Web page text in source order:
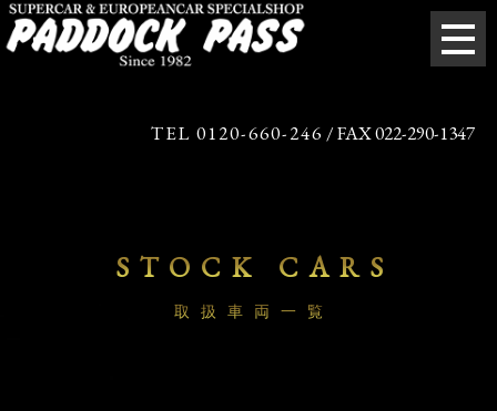
TEL 0120-660-246 / FAX 022-290-1347
STOCK CARS
取扱車両一覧